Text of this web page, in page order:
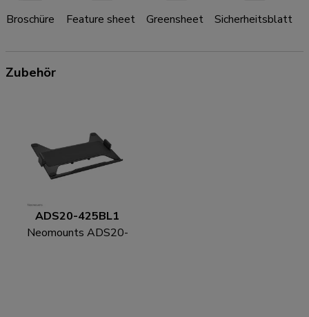
Broschüre Feature sheet Greensheet Sicherheitsblatt
Zubehör
ADS20-425BL1
Neomounts ADS20-